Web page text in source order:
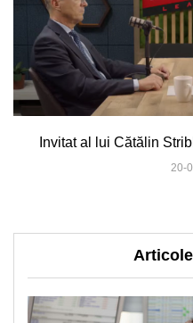
Invitat al lui Cătălin
20-